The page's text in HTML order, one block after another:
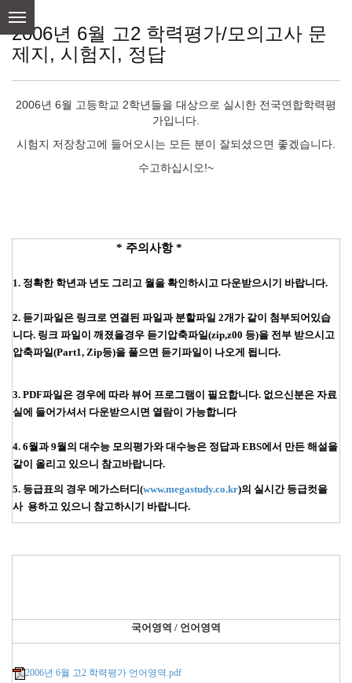
content
2006년 6월 고2 학력평가/모의고사 문
제지, 시험지, 정답
2006년 6월 고등학교 2학년들을 대상으로 실시한 전국연합학력평
가입니다.
시험지 저장창고에 들어오시는 모든 분이 잘되셨으면 좋겠습니다.
수고하십시오!~
* 주의사항 *
1. 정확한 학년과 년도 그리고 월을 확인하시고 다운받으시기 바랍니다.
2. 듣기파일은 링크로 연결된 파일과 분할파일 2개가 같이 첨부되어있습
니다. 링크 파일이 깨졌을경우 듣기압축파일(zip,z00 등)을 전부 받으시고
압축파일(Part1, Zip등)을 풀으면 듣기파일이 나오게 됩니다.
3. PDF파일은 경우에 따라 뷰어 프로그램이 필요합니다. 없으신분은 자료
실에 들어가셔서 다운받으시면 열람이 가능합니다
4. 6월과 9월의 대수능 모의평가와 대수능은 정답과 EBS에서 만든 해설을
같이 올리고 있으니 참고바랍니다.
5. 등급표의 경우 메가스터디(www.megastudy.co.kr)의 실시간 등급컷을
사 용하고 있으니 참고하시기 바랍니다.
국어영역 / 언어영역
2006년 6월 고2 학력평가 언어영역.pdf